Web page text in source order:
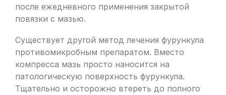
после ежедневного применения закрытой
повязки с мазью.
Существует другой метод лечения фурункула
противомикробным препаратом. Вместо
компресса мазь просто наносится на
патологическую поверхность фурункула.
Тщательно и осторожно втереть до полного